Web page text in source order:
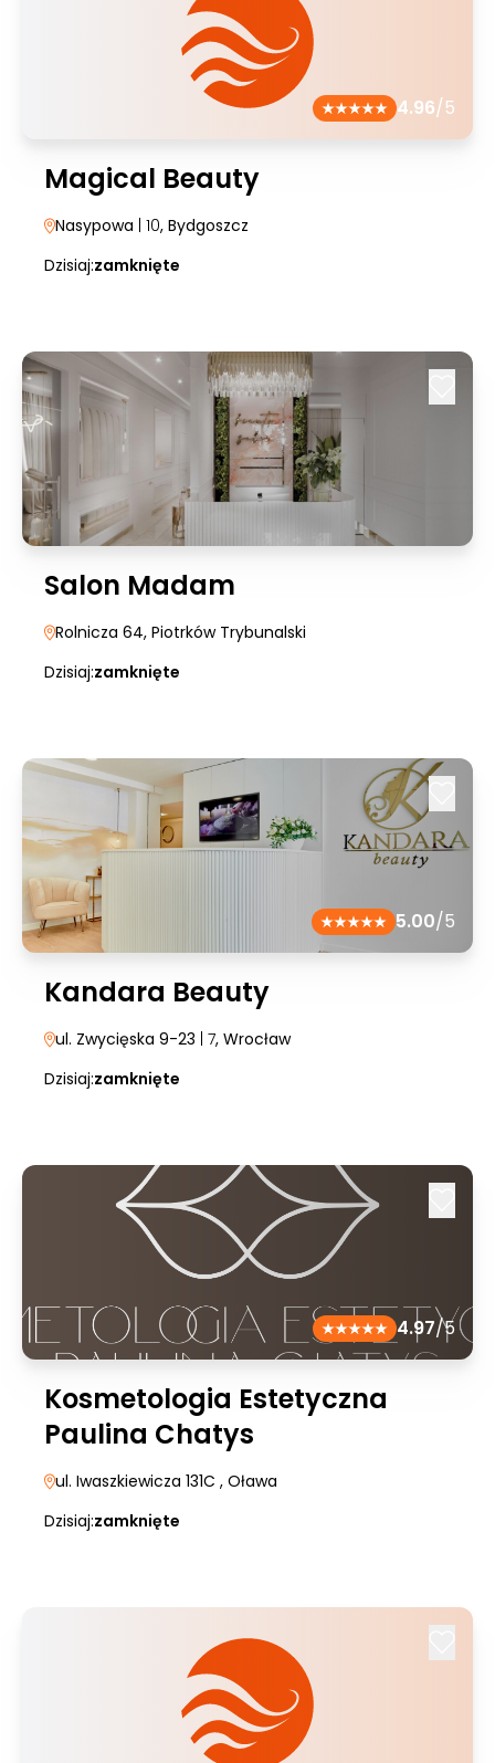
4.96/5
Magical Beauty
Nasypowa | 10, Bydgoszcz
Dzisiaj:zamknięte
Salon Madam
Rolnicza 64, Piotrków Trybunalski
Dzisiaj:zamknięte
5.00/5
Kandara Beauty
ul. Zwycięska 9-23 | 7, Wrocław
Dzisiaj:zamknięte
4.97/5
Kosmetologia Estetyczna
Paulina Chatys
ul. Iwaszkiewicza 131C , Oława
Dzisiaj:zamknięte